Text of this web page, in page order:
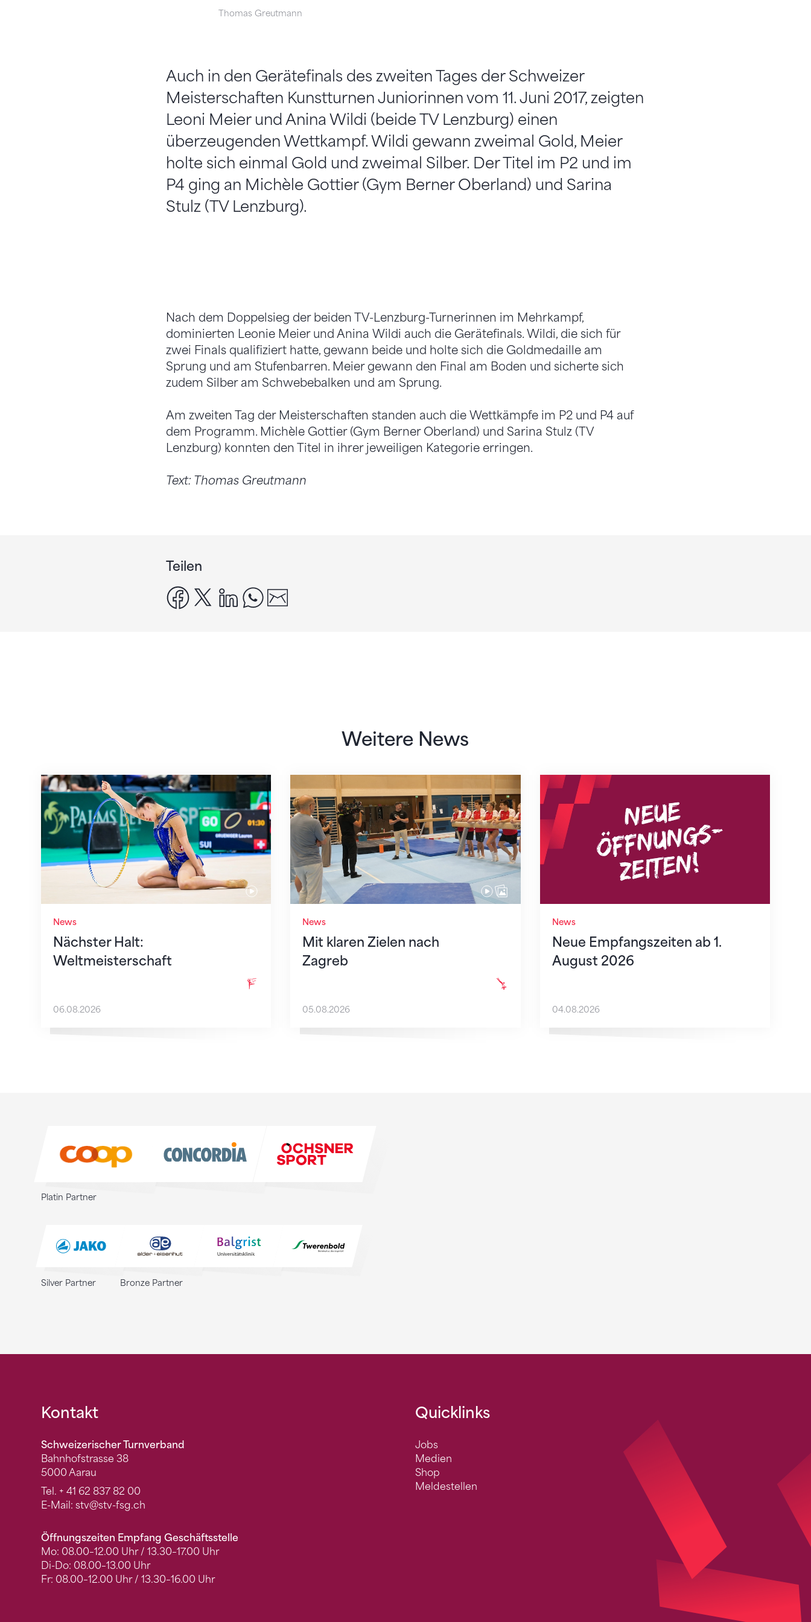
Thomas Greutmann
Auch in den Gerätefinals des zweiten Tages der Schweizer
Meisterschaften Kunstturnen Juniorinnen vom 11. Juni 2017, zeigten
Leoni Meier und Anina Wildi (beide TV Lenzburg) einen
überzeugenden Wettkampf. Wildi gewann zweimal Gold, Meier
holte sich einmal Gold und zweimal Silber. Der Titel im P2 und im
P4 ging an Michèle Gottier (Gym Berner Oberland) und Sarina
Stulz (TV Lenzburg).
Nach dem Doppelsieg der beiden TV-Lenzburg-Turnerinnen im Mehrkampf,
dominierten Leonie Meier und Anina Wildi auch die Gerätefinals. Wildi, die sich für
zwei Finals qualifiziert hatte, gewann beide und holte sich die Goldmedaille am
Sprung und am Stufenbarren. Meier gewann den Final am Boden und sicherte sich
zudem Silber am Schwebebalken und am Sprung.
Am zweiten Tag der Meisterschaften standen auch die Wettkämpfe im P2 und P4 auf
dem Programm. Michèle Gottier (Gym Berner Oberland) und Sarina Stulz (TV
Lenzburg) konnten den Titel in ihrer jeweiligen Kategorie erringen.
Text: Thomas Greutmann
Teilen
facebook
x linkedinwhatsapp
Weitere News
News
Nächster Halt:
Weltmeisterschaft
Nächster Halt: Weltmeisterschaft
06.08.2026
News
Mit klaren Zielen nach
Zagreb
Mit klaren Zielen nach Zagreb
05.08.2026
News
Neue Empfangszeiten ab 1.
August 2026
Neue Empfangszeiten ab 1. August 2026
04.08.2026
Platin Partner
Silver Partner Bronze Partner
Fusszeile
Kontakt
Schweizerischer Turnverband
Bahnhofstrasse 38
5000 Aarau
Tel. + 41 62 837 82 00
E-Mail: stv@stv-fsg.ch
Öffnungszeiten Empfang Geschäftsstelle
Mo: 08.00–12.00 Uhr / 13.30–17.00 Uhr
Di-Do: 08.00–13.00 Uhr
Fr: 08.00–12.00 Uhr / 13.30–16.00 Uhr
Quicklinks
Jobs
Medien
Shop
Meldestellen